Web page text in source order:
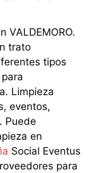
VALDEMORO.
trato
tipos
Limpieza
eventos,
Puede
en
Social Eventus
para